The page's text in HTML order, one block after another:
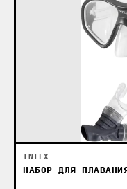
INTEX
НАБОР ДЛЯ